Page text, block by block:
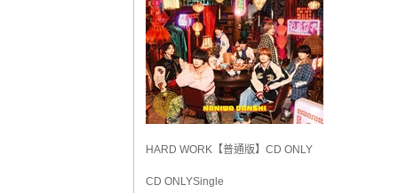
HARD WORK【普通版】CD ONLY
CD ONLYSingle